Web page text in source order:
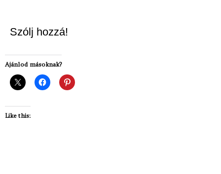
Szólj hozzá!
Ajánlod másoknak?
Like this: